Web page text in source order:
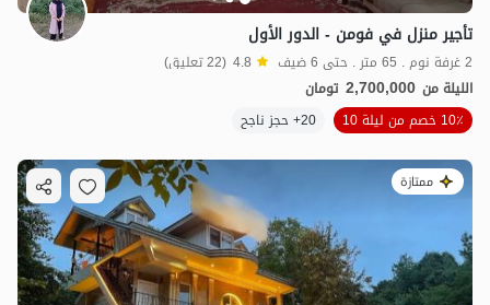
تأجير منزل في فومن - الدور الأول
2 غرفة نوم . 65 متر . حتى 6 ضيف 4.8 (22 تعليق)
الليلة من 2,700,000 تومان
10٪ خصم من ليلة 10
20+ حجز ناجح
ممتازة